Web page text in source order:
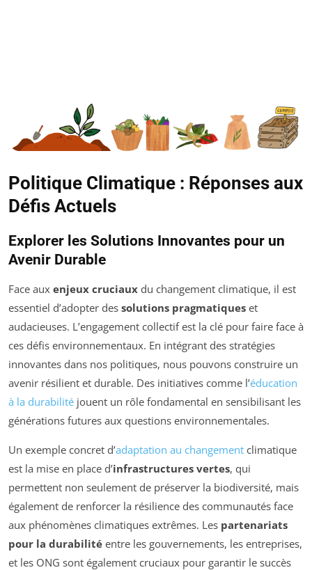
Politique Climatique : Réponses aux
Défis Actuels
Explorer les Solutions Innovantes pour un
Avenir Durable
Face aux enjeux cruciaux du changement climatique, il est
essentiel d’adopter des solutions pragmatiques et
audacieuses. L’engagement collectif est la clé pour faire face à
ces défis environnementaux. En intégrant des stratégies
innovantes dans nos politiques, nous pouvons construire un
avenir résilient et durable. Des initiatives comme l’éducation
à la durabilité jouent un rôle fondamental en sensibilisant les
générations futures aux questions environnementales.
Un exemple concret d’adaptation au changement climatique
est la mise en place d’infrastructures vertes, qui
permettent non seulement de préserver la biodiversité, mais
également de renforcer la résilience des communautés face
aux phénomènes climatiques extrêmes. Les partenariats
pour la durabilité entre les gouvernements, les entreprises,
et les ONG sont également cruciaux pour garantir le succès